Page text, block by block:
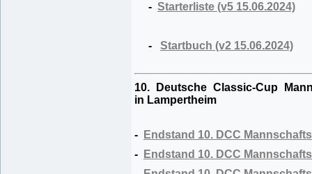
- Starterliste (v5 15.06.2024)
- Startbuch (v2 15.06.2024)
10. Deutsche Classic-Cup
in Lampertheim
-
Endstand 10. DCC
-
Endstand 10. DCC